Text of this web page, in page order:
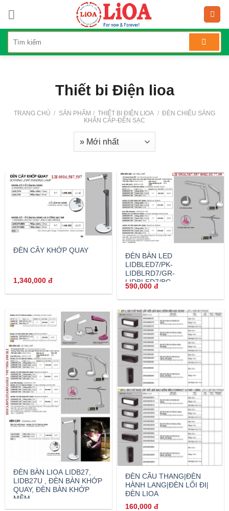
content
Thiết bi Điện lioa
TRANG CHỦ / SẢN PHẨM / THIẾT BI ĐIỆN LIOA / ĐÈN CHIẾU SÁNG
KHẨN CẤP-ĐỀN SẠC
ĐÈN CÂY KHỚP QUAY
1,340,000đ
ĐÈN BÀN LED
LIDBLED7/PK-
LIDBLRD7/GR-
LIDBLED7/BG
590,000đ
ĐÈN BÀN LIOA LIDB27,
LIDB27U , ĐÈN BÀN KHỚP
QUAY, ĐÈN BÀN KHỚP
MỀM
ĐÈN CẦU THANG|ĐÈN
HÀNH LANG|ĐÈN LỐI ĐI|
ĐÈN LIOA
160,000đ